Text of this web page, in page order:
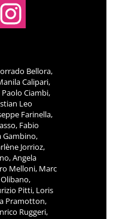
Bellora,
Calipari,
Ciambi,
Leo
Farinella,
Fabio
Gambino,
Jorrioz,
Angela
Melloni, Marc
Pitti, Loris
Pramotton,
Ruggeri,